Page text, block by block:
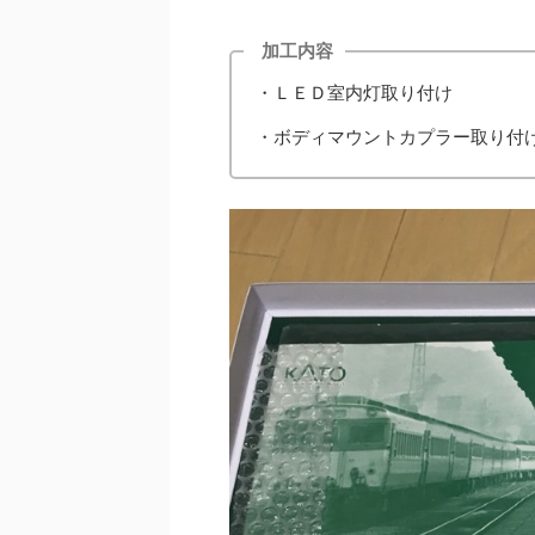
加工内容
・ＬＥＤ室内灯取り付け
・ボディマウントカプラー取り付